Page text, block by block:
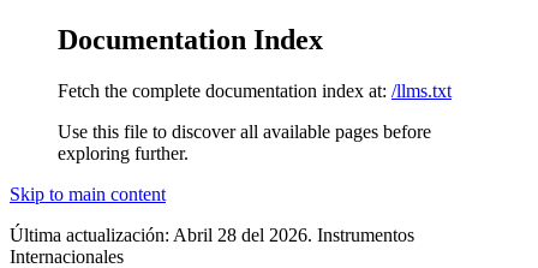
Documentation Index
Fetch the complete documentation index at: /llms.txt
Use this file to discover all available pages before
exploring further.
Skip to main content
Última actualización: Abril 28 del 2026. Instrumentos
Internacionales